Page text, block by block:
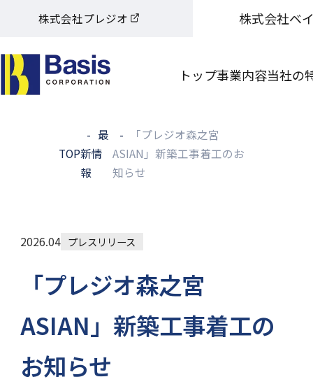
株式会社プレジオ 株式会社ベ
トップ事業内容当社の
TOP
最
新情
報
「プレジオ森之宮
ASIAN」新築工事着工のお
知らせ
2026.04 プレスリリース
「プレジオ森之宮
ASIAN」新築工事着工の
お知らせ